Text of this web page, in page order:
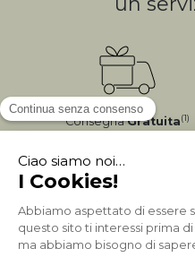
ConsegnaGratuita(1)